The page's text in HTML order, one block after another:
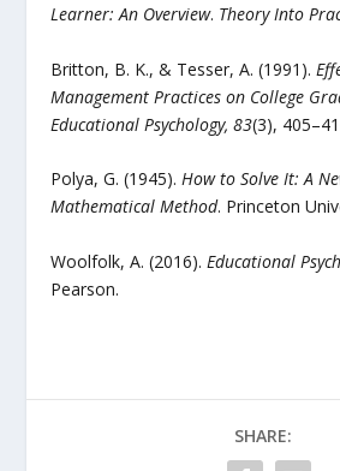
Learner: An Overview. Theory Into
Britton, B. K., & Tesser, A. (1991).
Management Practices on College
Educational Psychology, 83(3),
Polya, G. (1945).How to Solve It: A
Mathematical Method. Princeton
Woolfolk, A. (2016). Educational
Pearson.
SHARE: